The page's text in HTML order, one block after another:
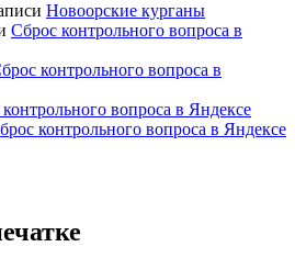
Новоорские курганы
Сброс контрольного вопроса в
контрольного вопроса в
вопроса в Яндексе
контрольного вопроса в Яндексе